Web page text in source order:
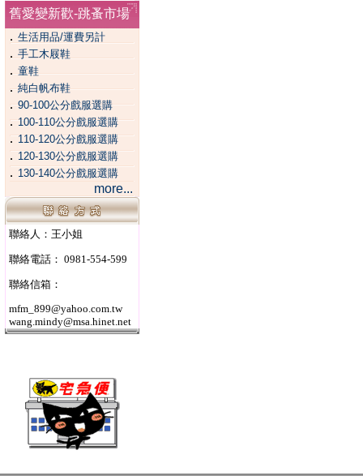
舊愛變新歡-跳蚤市場
． 生活用品/運費另計
． 手工木屐鞋
． 童鞋
．純白帆布鞋
．90-100公分戲服選購
．100-110公分戲服選購
．110-120公分戲服選購
．120-130公分戲服選購
． 130-140公分戲服選購
more...
聯絡人：王小姐
聯絡電話： 0981-554-599
聯絡信箱：
mfm_899@yahoo.com.tw
wang.mindy@msa.hinet.net